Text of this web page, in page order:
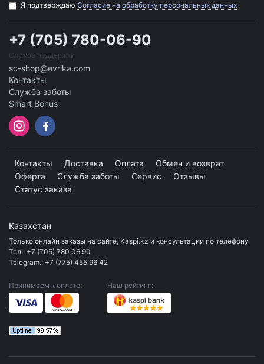
Я подтверждаю Согласие на обработку персональных данных
+7 (705) 780-06-90
Служба поддержки
sc-shop@evrika.com
Контакты
Служба заботы
Smart Bonus
Контакты Доставка Оплата
Обмен и возврат
Оферта
Служба заботы Сервис
Отзывы
Статус заказа
Казахстан
Только онлайн заказы на сайте, Kaspi.kz и консультации по телефону
Тел.: +7 (705) 780 06 90
Telegram.: +7 (775) 455 96 42
Принимаем к оплате: Наш рейтинг: